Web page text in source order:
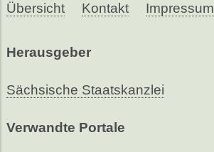
Übersicht Kontakt Impressum
Herausgeber
Sächsische Staatskanzlei
Verwandte Portale